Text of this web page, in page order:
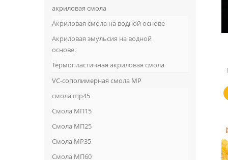
акриловая смола
Акриловая смола на водной основе
Акриловая эмульсия на водной
основе.
Термопластичная акриловая смола
VC-сополимерная смола MP
смола mp45
Смола МП15
Смола МП25
Смола MP35
Смола МП60